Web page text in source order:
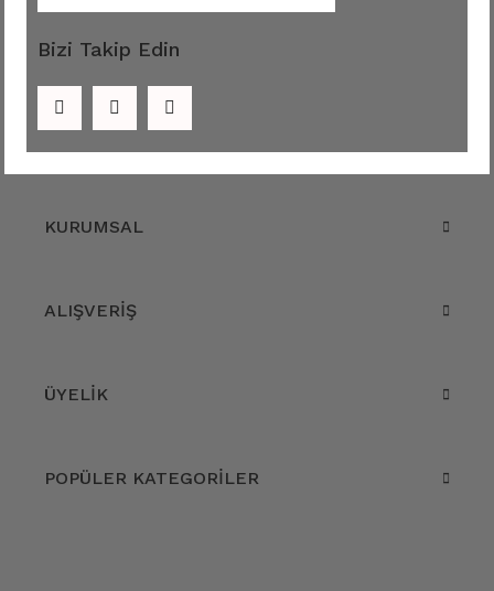
Bizi Takip Edin
KURUMSAL
ALIŞVERİŞ
ÜYELİK
POPÜLER KATEGORİLER